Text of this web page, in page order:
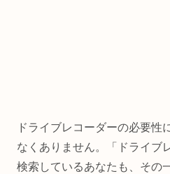
ドライブレコーダーの必要性
なくありません。「ドライブ
検索しているあなたも、その